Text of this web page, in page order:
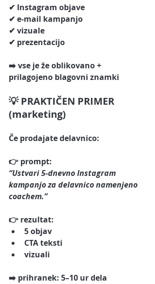
✔ Instagram objave
✔ e-mail kampanjo
✔ vizuale
✔ prezentacijo
➡️ vse je že oblikovano +
prilagojeno blagovni znamki
💡 PRAKTIČEN PRIMER
(marketing)
Če prodajate delavnico:
👉 prompt:
“Ustvari 5-dnevno Instagram
kampanjo za delavnico namenjeno
coachem.”
👉 rezultat:
5 objav
CTA teksti
vizuali
➡️ prihranek: 5–10 ur dela